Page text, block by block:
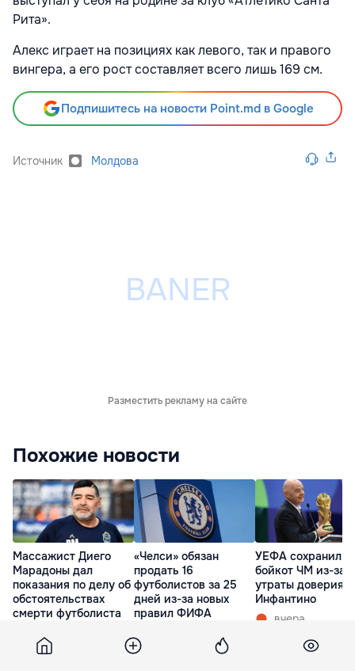
Рита».
Алекс играет на позициях как левого, так и правого
вингера, а его рост составляет всего лишь 169 см.
Подпишитесь на новости Point.md в Google
Источник Молдова
Разместить рекламу на сайте
Похожие новости
Массажист Диего
Марадоны дал
показания по делу об
обстоятельствах
смерти футболиста
«Челси» обязан
продать 16
футболистов за 25
дней из-за новых
правил ФИФА
УЕФА сохранил
бойкот ЧМ из-за
утраты доверия к
Инфантино
вчера